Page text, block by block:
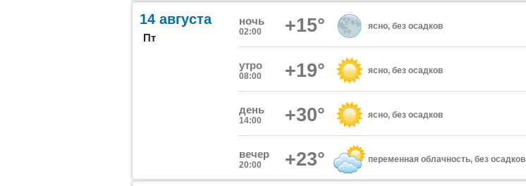
14 августа
Пт
ночь
02:00 +15° ясно, без осадков
утро
08:00 +19° ясно, без осадков
день
14:00 +30° ясно, без осадков
вечер
20:00 +23° переменная облачность, без осадков